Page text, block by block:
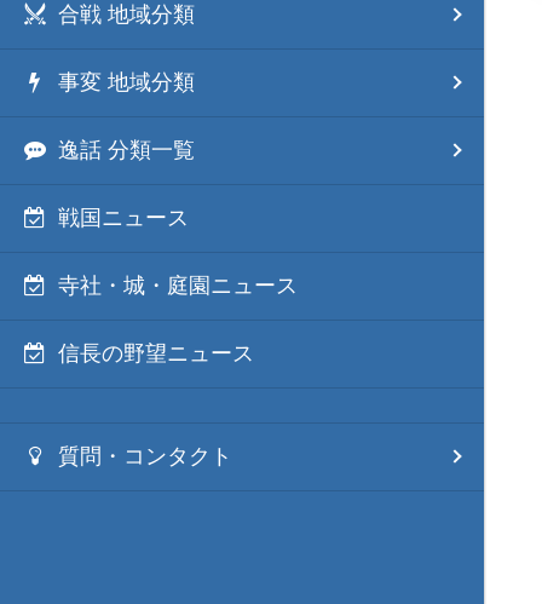
合戦 地域分類
事変 地域分類
逸話 分類一覧
戦国ニュース
寺社・城・庭園ニュース
信長の野望ニュース
質問・コンタクト